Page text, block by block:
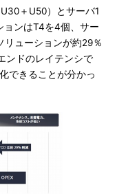
＋U50）とサーバ1
ョンはT4を4個、サー
リューションが約29％
ンドのレイテンシで
できることが分かっ